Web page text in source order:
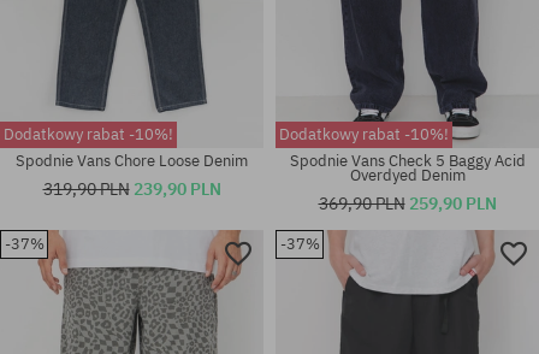
Dostępne rozmiary:
31; 32; 33
Dostępne rozmiary:
32; 33; 34
Dodatkowy rabat -10%!
Spodnie Vans Chore Loose Denim
319,90 PLN 239,90 PLN
Dodatkowy rabat -10%!
Spodnie Vans Check 5 Baggy Acid
Overdyed Denim
369,90 PLN 259,90 PLN
-37% -37%